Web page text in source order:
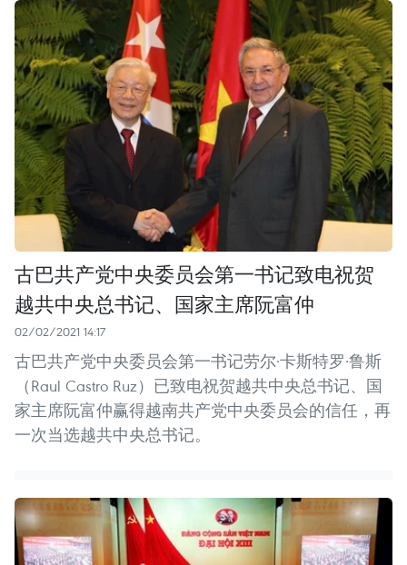
古巴共产党中央委员会第一书记致电祝贺
越共中央总书记、国家主席阮富仲
02/02/2021 14:17
古巴共产党中央委员会第一书记劳尔·卡斯特罗·鲁斯
（Raul Castro Ruz）已致电祝贺越共中央总书记、国
家主席阮富仲赢得越南共产党中央委员会的信任，再
一次当选越共中央总书记。